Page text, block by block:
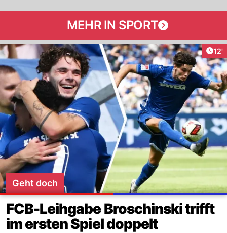
MEHR IN SPORT
12'
Geht doch
FCB-Leihgabe Broschinski trifft
im ersten Spiel doppelt